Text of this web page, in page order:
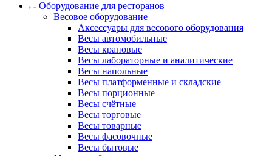
Оборудование для ресторанов
Весовое оборудование
Аксессуары для весового оборудования
Весы автомобильные
Весы крановые
Весы лабораторные и аналитические
Весы напольные
Весы платформенные и складские
Весы порционные
Весы счётные
Весы торговые
Весы товарные
Весы фасовочные
Весы бытовые